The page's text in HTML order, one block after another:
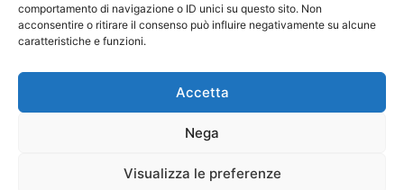
comportamento di navigazione o ID unici su questo sito. Non
acconsentire o ritirare il consenso può influire negativamente su alcune
caratteristiche e funzioni.
Accetta
Nega
Visualizza le preferenze
Contatti Cookie Policy Privacy Policy